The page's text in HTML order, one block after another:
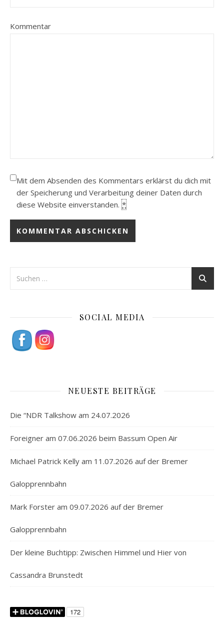
Kommentar
Mit dem Absenden des Kommentars erklärst du dich mit
der Speicherung und Verarbeitung deiner Daten durch
diese Website einverstanden. *
SOCIAL MEDIA
NEUESTE BEITRÄGE
Die “NDR Talkshow am 24.07.2026
Foreigner am 07.06.2026 beim Bassum Open Air
Michael Patrick Kelly am 11.07.2026 auf der Bremer
Galopprennbahn
Mark Forster am 09.07.2026 auf der Bremer
Galopprennbahn
Der kleine Buchtipp: Zwischen Himmel und Hier von
Cassandra Brunstedt